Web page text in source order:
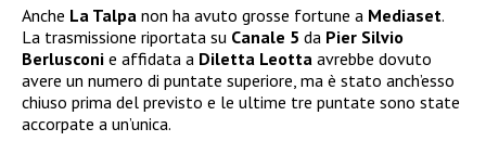
Anche La Talpa non ha avuto grosse fortune a Mediaset.
La trasmissione riportata su Canale 5 da Pier Silvio
Berlusconi e affidata a Diletta Leotta avrebbe dovuto
avere un numero di puntate superiore, ma è stato anch’esso
chiuso prima del previsto e le ultime tre puntate sono state
accorpate a un’unica.